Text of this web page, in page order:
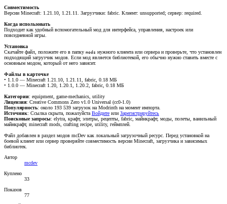
Совместимость
Версии Minecraft: 1.21.10, 1.21.11. Загрузчики: fabric. Клиент: unsupported; сервер: required.
Когда использовать
Подходит как удобный вспомогательный мод для интерфейса, управления, настроек или
повседневной игры.
Установка
Скачайте файл, положите его в папку mods нужного клиента или сервера и проверьте, что установлен
подходящий загрузчик модов. Если мод является библиотекой, его обычно нужно ставить вместе с
основным модом, который от него зависит.
Файлы в карточке
• 1.1.0 — Minecraft 1.21.10, 1.21.11, fabric, 0.18 МБ
• 1.0.0 — Minecraft 1.20, 1.20.1, 1.20.2, fabric, 0.18 МБ
Категории: equipment, game-mechanics, utility
Лицензия: Creative Commons Zero v1.0 Universal (cc0-1.0)
Популярность: около 193 539 загрузок на Modrinth на момент импорта.
Источник: Ссылка скрыта, пожалуйста Войдите или Зарегистрируйтесь
Поисковые запросы: elytra, крафт, элитры, рецепты, fabric, майнкрафт, моды, полеты, ванильный
майнкрафт, minecraft mods, crafting recipe, utility, геймплей.
Файл добавлен в раздел модов mcDev как локальный загрузочный ресурс. Перед установкой на
боевой клиент или сервер проверяйте совместимость версии Minecraft, загрузчика и зависимых
библиотек.
Автор
mcdev
Куплено
33
Показов
77